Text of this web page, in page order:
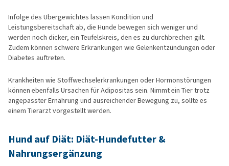
Infolge des Übergewichtes lassen Kondition und
Leistungsbereitschaft ab, die Hunde bewegen sich weniger und
werden noch dicker, ein Teufelskreis, den es zu durchbrechen gilt.
Zudem können schwere Erkrankungen wie Gelenkentzündungen oder
Diabetes auftreten.
Krankheiten wie Stoffwechselerkrankungen oder Hormonstörungen
können ebenfalls Ursachen für Adipositas sein. Nimmt ein Tier trotz
angepasster Ernährung und ausreichender Bewegung zu, sollte es
einem Tierarzt vorgestellt werden.
Hund auf Diät: Diät-Hundefutter &
Nahrungsergänzung